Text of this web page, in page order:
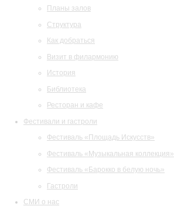
Планы залов
Структура
Как добраться
Визит в филармонию
История
Библиотека
Ресторан и кафе
Фестивали и гастроли
Фестиваль «Площадь Искусств»
Фестиваль «Музыкальная коллекция»
Фестиваль «Барокко в белую ночь»
Гастроли
СМИ о нас